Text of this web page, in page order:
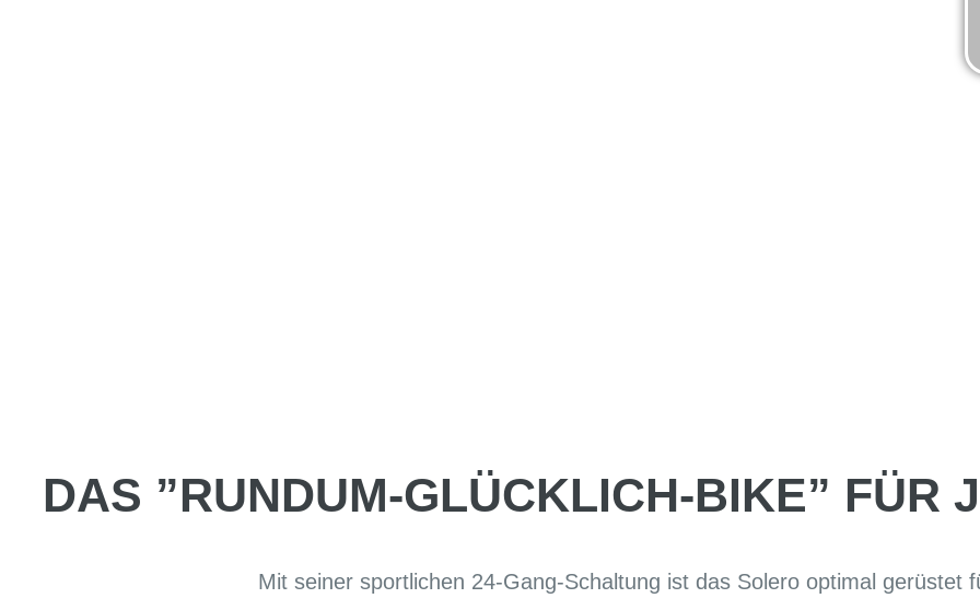
DAS ”RUNDUM-GLÜCKLICH-BIKE” FÜR
Mit seiner sportlichen 24-Gang-Schaltung ist das Solero optimal gerüstet